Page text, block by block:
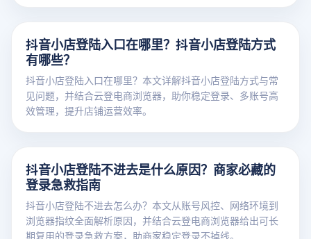
抖音小店登陆入口在哪里？抖音小店登陆方式
有哪些？
抖音小店登陆入口在哪里？本文详解抖音小店登陆方式与常
见问题，并结合云登电商浏览器，助你稳定登录、多账号高
效管理，提升店铺运营效率。
抖音小店登陆不进去是什么原因？商家必藏的
登录急救指南
抖音小店登陆不进去怎么办？本文从账号风控、网络环境到
浏览器指纹全面解析原因，并结合云登电商浏览器给出可长
期复用的登录急救方案，助商家稳定登录不掉线。